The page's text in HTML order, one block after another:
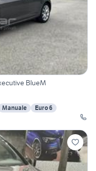
BlueM
Manuale
Euro 6